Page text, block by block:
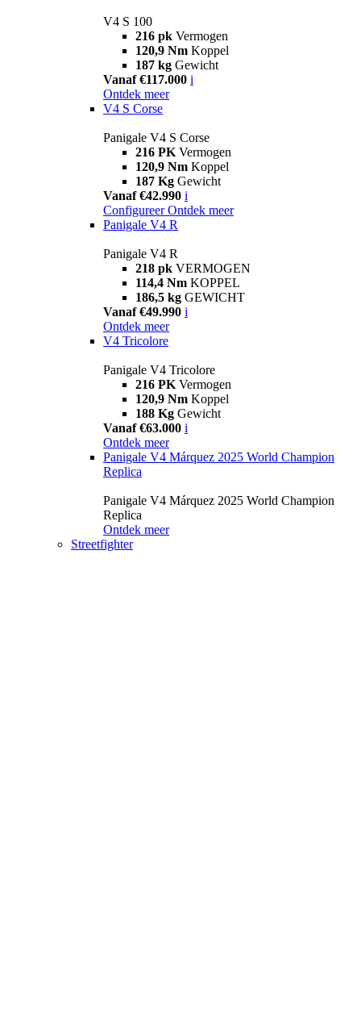
V4 S 100
216 pk Vermogen
120,9 Nm Koppel
187 kg Gewicht
Vanaf €117.000 i
Ontdek meer
V4 S Corse
Panigale V4 S Corse
216 PK Vermogen
120,9 Nm Koppel
187 Kg Gewicht
Vanaf €42.990 i
Configureer Ontdek meer
Panigale V4 R
Panigale V4 R
218 pk VERMOGEN
114,4 Nm KOPPEL
186,5 kg GEWICHT
Vanaf €49.990 i
Ontdek meer
V4 Tricolore
Panigale V4 Tricolore
216 PK Vermogen
120,9 Nm Koppel
188 Kg Gewicht
Vanaf €63.000 i
Ontdek meer
Panigale V4 Márquez 2025 World Champion
Replica
Panigale V4 Márquez 2025 World Champion
Replica
Ontdek meer
Streetfighter